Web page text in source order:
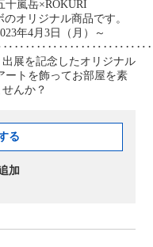
十嵐岳×ROKURI
オリジナル商品です。
年4月3日（月）～
展を記念したオリジナル
ートを飾ってお部屋を素
んか？
る
加